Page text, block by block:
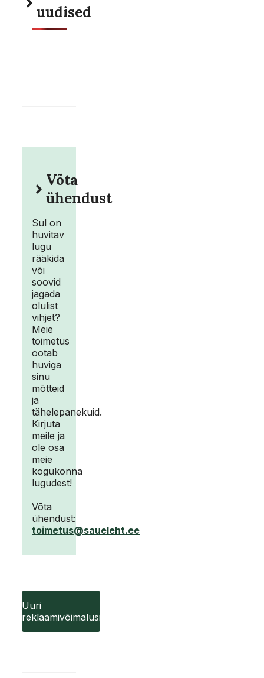
uudised
Võta
ühendust
Sul on
huvitav
lugu
rääkida
või
soovid
jagada
olulist
vihjet?
Meie
toimetus
ootab
huviga
sinu
mõtteid
ja
tähelepanekuid.
Kirjuta
meile ja
ole osa
meie
kogukonna
lugudest!
Võta
ühendust:
toimetus@saueleht.ee
Uuri
reklaamivõimalusi